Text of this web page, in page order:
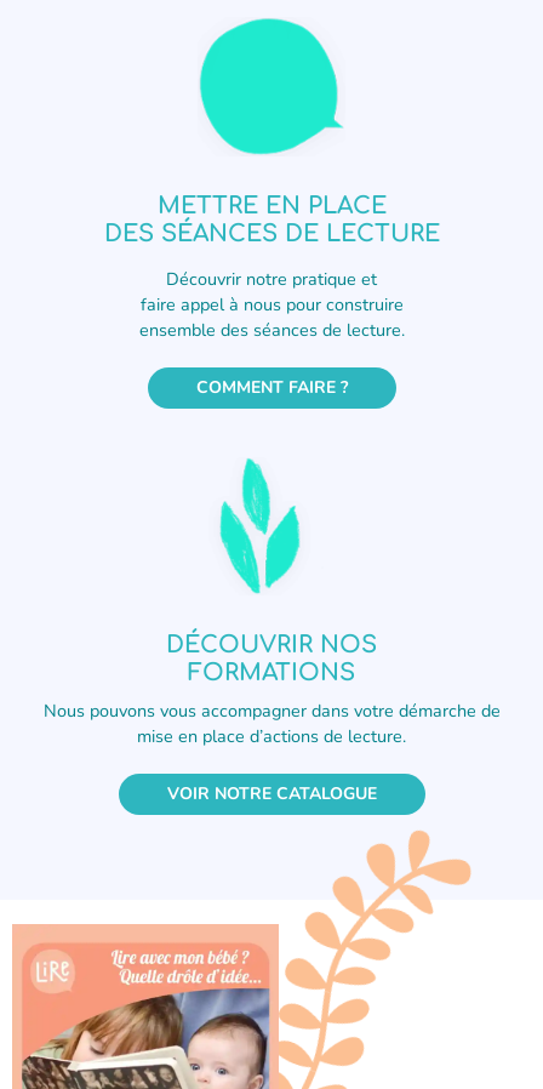
METTRE EN PLACE
DES SÉANCES DE LECTURE
Découvrir notre pratique et
faire appel à nous pour construire
ensemble des séances de lecture.
COMMENT FAIRE ?
DÉCOUVRIR NOS
FORMATIONS
Nous pouvons vous accompagner dans votre démarche de
mise en place d’actions de lecture.
VOIR NOTRE CATALOGUE